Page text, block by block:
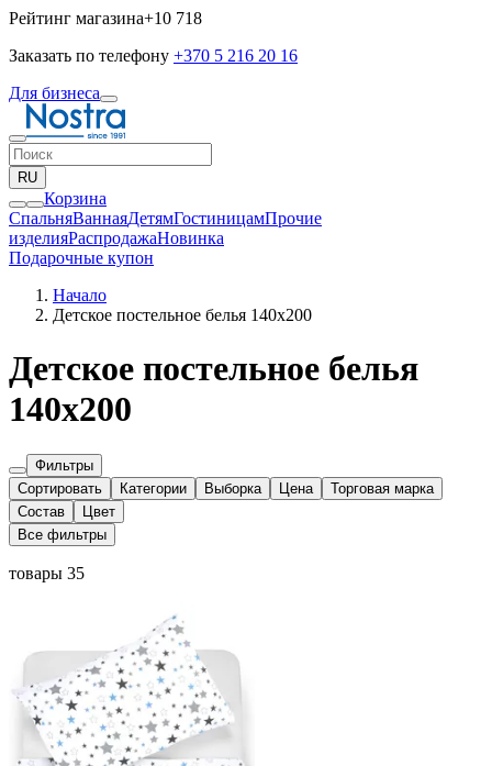
Рейтинг магазина+10 718
Заказать по телефону +370 5 216 20 16
Для бизнеса
RU
Корзина
СпальняВаннаяДетямГостиницамПрочие
изделияPаспродажаНовинка
Подарочные купон
Начало
Детское постельное белья 140x200
Детское постельное белья
140x200
Фильтры
Сортировать
Категории Выборка Цена
Торговая марка
Состав
Цвет
Все фильтры
товары 35